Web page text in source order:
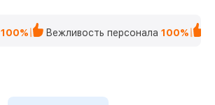
100% Вежливость персонала 100%